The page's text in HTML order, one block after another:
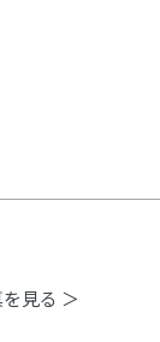
見る ＞